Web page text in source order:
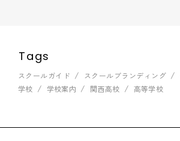
Tags
スクールガイド スクールブランディング
学校
学校案内 関西高校 高等学校